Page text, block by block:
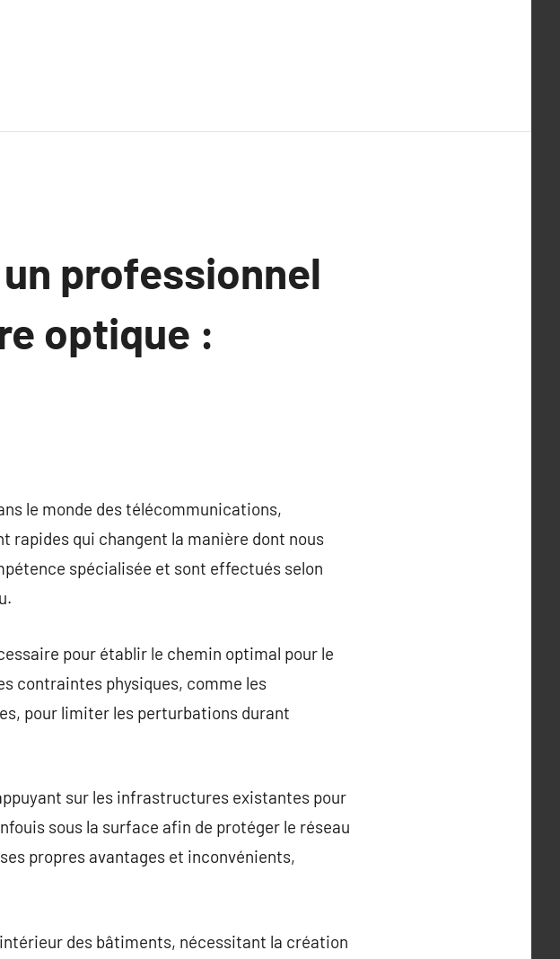
professionnel
optique :
le monde des télécommunications,
rapides qui changent la manière dont nous
spécialisée et sont effectués selon
pour établir le chemin optimal pour le
contraintes physiques, comme les
pour limiter les perturbations durant
sur les infrastructures existantes pour
sous la surface afin de protéger le réseau
propres avantages et inconvénients,
des bâtiments, nécessitant la création